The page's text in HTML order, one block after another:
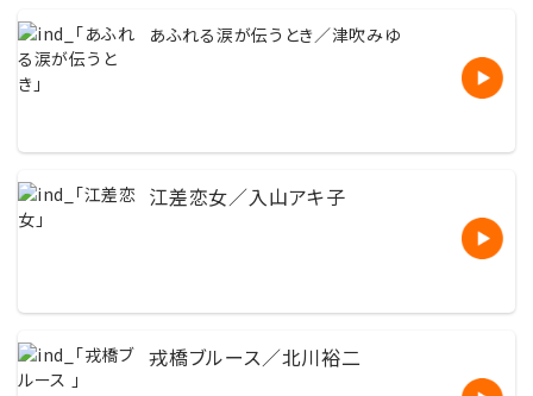
あふれる涙が伝うとき／津吹みゆ
江差恋女／入山アキ子
戎橋ブルース／北川裕二